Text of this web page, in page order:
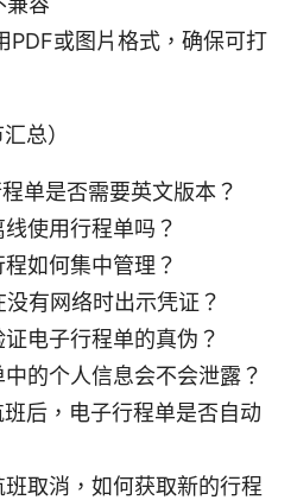
PDF或图片格式，确保可打
总）
单是否需要英文版本？
使用行程单吗？
如何集中管理？
有网络时出示凭证？
电子行程单的真伪？
的个人信息会不会泄露？
后，电子行程单是否自动
取消，如何获取新的行程